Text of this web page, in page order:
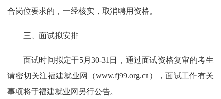
合岗位要求的，一经核实，取消聘用资格。
三、面试拟安排
面试时间拟定于5月30-31日，通过面试资格复审的考生
请密切关注福建就业网（www.fj99.org.cn ），面试工作有关
事项将于福建就业网另行公告。